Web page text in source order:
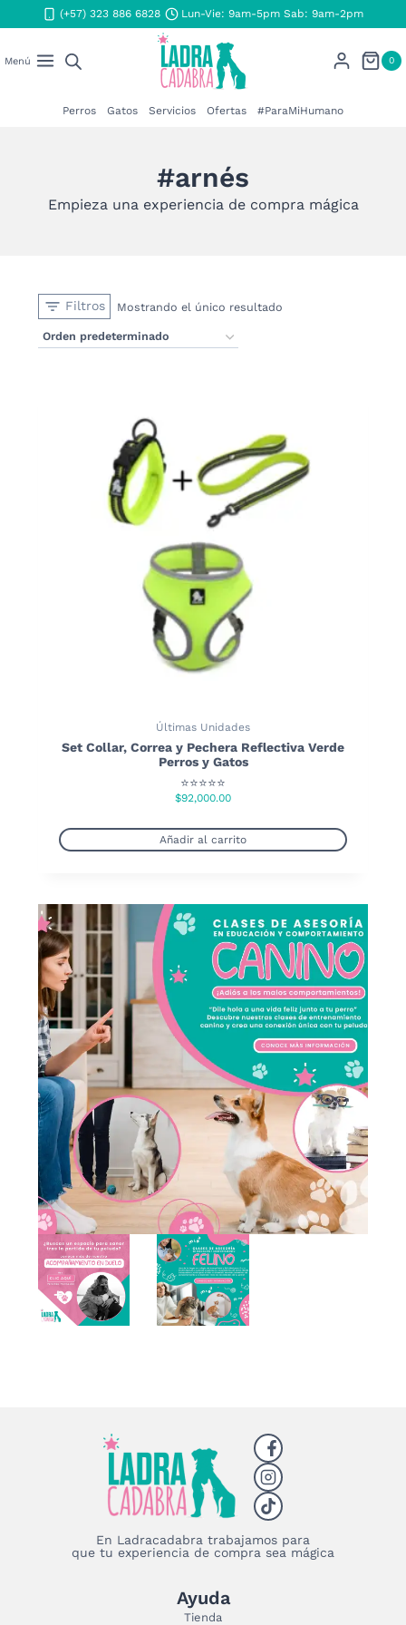
al
(+57) 323 886 6828 Lun-Vie: 9am-5pm Sab: 9am-2pm
Menú 0
Perros Gatos Servicios Ofertas #ParaMiHumano
#arnés
Empieza una experiencia de compra mágica
Filtros Mostrando el único resultado
Últimas Unidades
Set Collar, Correa y Pechera Reflectiva Verde
Perros y Gatos
⭐⭐⭐⭐⭐
$92,000.00
Añadir al carrito
En Ladracadabra trabajamos para
que tu experiencia de compra sea mágica
Ayuda
Tienda